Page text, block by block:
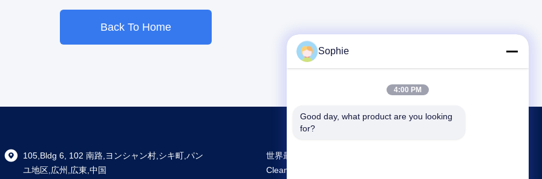
Back To Home
105,Bldg 6, 102 南路,ヨンシャン村,シキ町,パン
ユ地区,広州,広東,中国
世界最大規模の研究開発と生産 Prefab
Cleanroom 中国のサプライヤー
Sophie
4:00 PM
Good day, what product are you looking
for?